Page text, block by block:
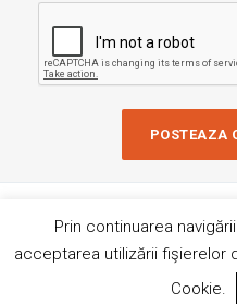
Contact
Hai sa ne
Prin continuarea
acceptarea utilizării fişierelor
Cookie.